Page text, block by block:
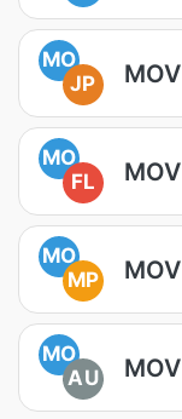
MO
JP
MO
FL
MO
MP
MO
AU